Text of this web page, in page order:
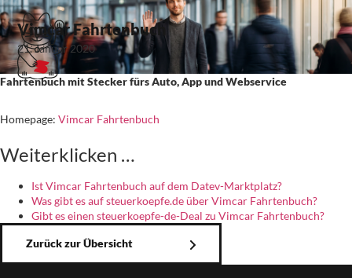
Vimcar Fahrtenbuch
21. Januar 2020
Fahrtenbuch mit Stecker fürs Auto, App und Webservice
Homepage: Vimcar Fahrtenbuch
Weiterklicken …
Ist Vimcar Fahrtenbuch auf dem Datev-Marktplatz?
Was gibt es auf steuerkoepfe.de über Vimcar Fahrtenbuch?
Gibt es einen steuerkoepfe-de-Deal zu Vimcar Fahrtenbuch?
Zurück zur Übersicht